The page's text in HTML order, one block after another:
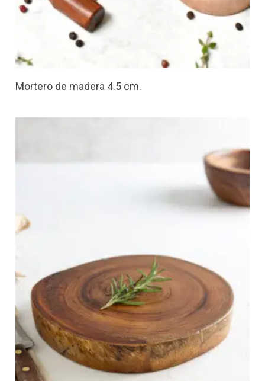
Mortero de madera 4.5 cm.